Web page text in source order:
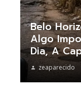
Belo
Algo
Dia, A
zeaparecido